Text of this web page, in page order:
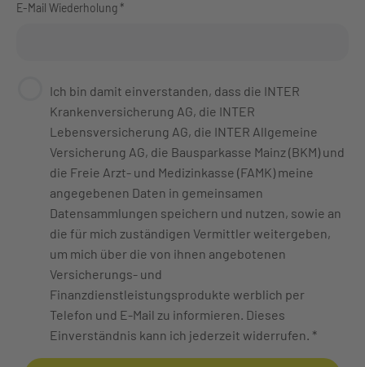
E-Mail Wiederholung *
Ich bin damit einverstanden, dass die INTER
Krankenversicherung AG, die INTER
Lebensversicherung AG, die INTER Allgemeine
Versicherung AG, die Bausparkasse Mainz (BKM) und
die Freie Arzt- und Medizinkasse (FAMK) meine
angegebenen Daten in gemeinsamen
Datensammlungen speichern und nutzen, sowie an
die für mich zuständigen Vermittler weitergeben,
um mich über die von ihnen angebotenen
Versicherungs- und
Finanzdienstleistungsprodukte werblich per
Telefon und E-Mail zu informieren. Dieses
Einverständnis kann ich jederzeit widerrufen. *